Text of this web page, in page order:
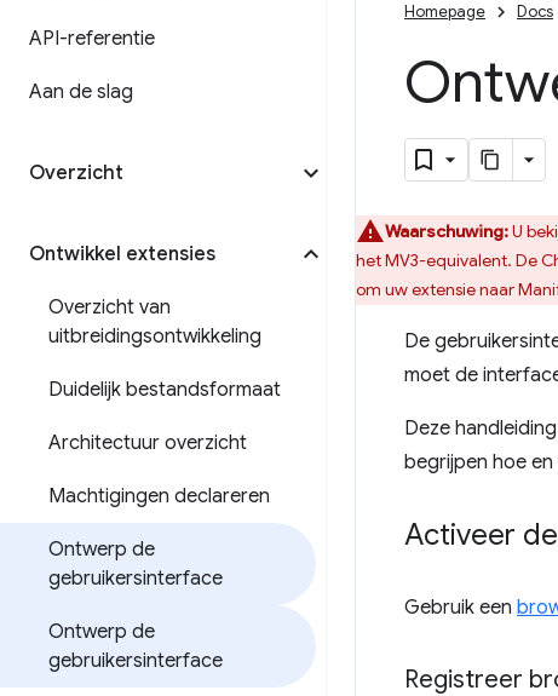
API-referentie
Aan de slag
Overzicht
Ontwikkel extensies
Overzicht van
uitbreidingsontwikkeling
Duidelijk bestandsformaat
Architectuur overzicht
Machtigingen declareren
Ontwerp de
gebruikersinterface
Ontwerp de
gebruikersinterface
Homepage Docs
Waarschuwing:U
het MV3-equivalent. De
om uw extensie naar
De
moet de
Deze
begrijpen hoe en
Activeer
Gebruik een
Registreer